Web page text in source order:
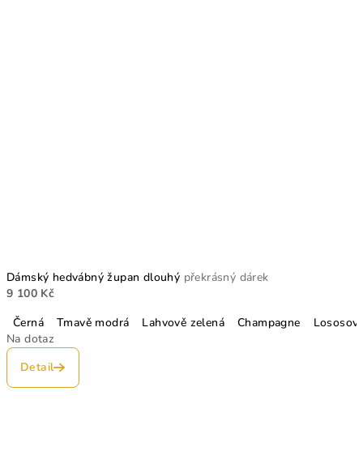
Dámský hedvábný župan dlouhý překrásný dárek
9 100 Kč
Černá
Tmavě modrá Lahvově zelená Champagne
Na dotaz
Detail